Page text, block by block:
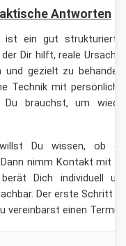
Antworten
ist ein gut
Dir hilft, reale
und gezielt zu
Technik mit
brauchst, um
Du wissen, ob
nimm Kontakt mit
Dich individuell
Der erste Schritt
einen Termin.